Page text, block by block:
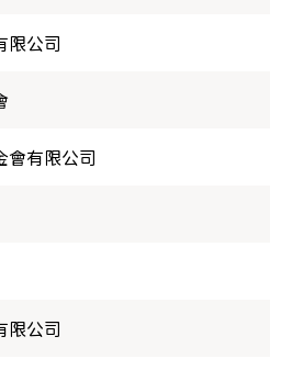
限公司
會有限公司
限公司